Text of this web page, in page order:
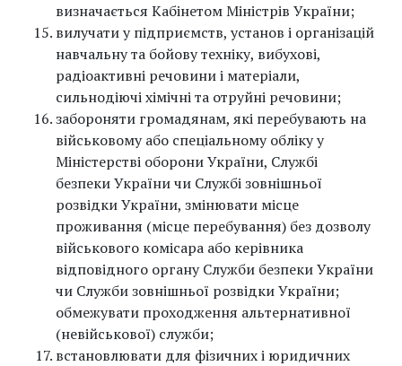
визначається Кабінетом Міністрів України;
вилучати у підприємств, установ і організацій
навчальну та бойову техніку, вибухові,
радіоактивні речовини і матеріали,
сильнодіючі хімічні та отруйні речовини;
забороняти громадянам, які перебувають на
військовому або спеціальному обліку у
Міністерстві оборони України, Службі
безпеки України чи Службі зовнішньої
розвідки України, змінювати місце
проживання (місце перебування) без дозволу
військового комісара або керівника
відповідного органу Служби безпеки України
чи Служби зовнішньої розвідки України;
обмежувати проходження альтернативної
(невійськової) служби;
встановлювати для фізичних і юридичних